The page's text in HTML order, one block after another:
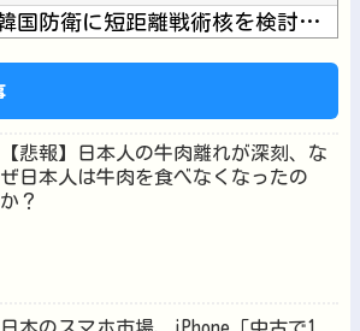
【速報】米国、韓国防衛に短距離戦術核を検討※韓国談他
【悲報】日本人の牛肉離れが深刻、な
ぜ日本人は牛肉を食べなくなったの
か？